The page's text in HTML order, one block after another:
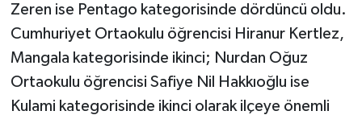
Zeren ise Pentago kategorisinde dördüncü oldu.
Cumhuriyet Ortaokulu öğrencisi Hiranur Kertlez,
Mangala kategorisinde ikinci; Nurdan Oğuz
Ortaokulu öğrencisi Safiye Nil Hakkıoğlu ise
Kulami kategorisinde ikinci olarak ilçeye önemli